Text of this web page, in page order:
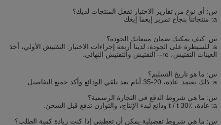
س: أي نوع من تقارير الاختبار تفعل المنتجات لديك؟
a: منتجاتنا بنجاح تمرير إيغما إيغك
س: كيف يمكنك ضمان مبيعاتك الجودة؟
a: للسيطرة على الجودة، لدينا أربعة إجراءات الاختبار: التفتيش الأولي، أخذ
العينات التفتيش، re-- التفتيش والتفتيش النهائي.
س: ما هو تاريخ التسليم؟
a: ذلك يعتمد.
عادة، 20-35 أيام بعد تلقي الودائع وأكد جميع التفاصيل.
س: ما هي شروط الدفع في التجارة الرسمية؟
a: عادة، t / t 30٪ ودائع لبدء الإنتاج، والتوازن تدفع قبل الشحن.
س: ما هي شروط تفضيلية يمكن أن تعطيني إذا كنت زيادة كمية الطلب؟